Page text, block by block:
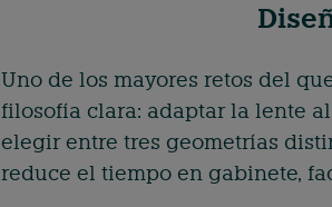
Uno de los mayores retos del
filosofía clara: adaptar la lente
elegir entre tres geometrías
reduce el tiempo en gabinete,